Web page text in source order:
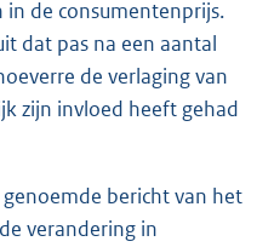
de consumentenprijs.
dat pas na een aantal
de verlaging van
zijn invloed heeft gehad
bericht van het
verandering in